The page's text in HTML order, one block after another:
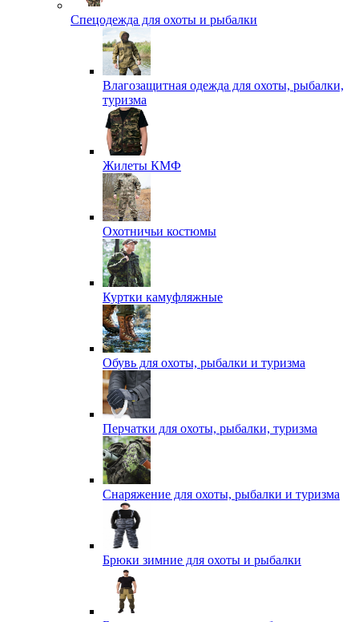
Спецодежда для охоты и рыбалки
Влагозащитная одежда для охоты, рыбалки,
туризма
Жилеты КМФ
Охотничьи костюмы
Куртки камуфляжные
Обувь для охоты, рыбалки и туризма
Перчатки для охоты, рыбалки, туризма
Снаряжение для охоты, рыбалки и туризма
Брюки зимние для охоты и рыбалки